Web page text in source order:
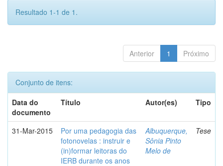
Resultado 1-1 de 1.
Anterior 1 Próximo
Conjunto de itens:
Data do
documento
Título Autor(es) Tipo
31-Mar-2015
Por uma pedagogia das
fotonovelas : instruir e
(in)formar leitoras do
IERB durante os anos
Albuquerque,
Sônia Pinto
Melo de
Tese